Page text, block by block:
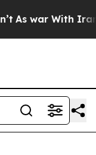
As war With Iran